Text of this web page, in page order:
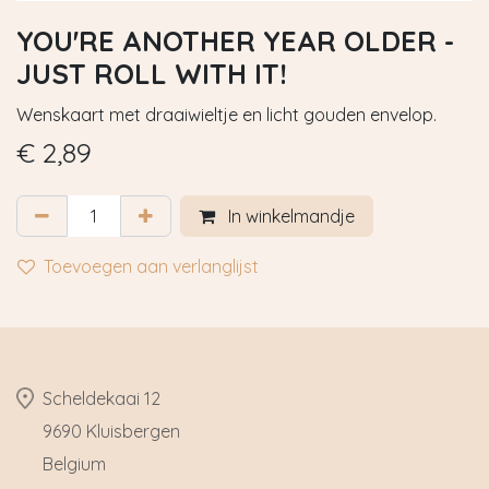
YOU'RE ANOTHER YEAR OLDER -
JUST ROLL WITH IT!
Wenskaart met draaiwieltje en licht gouden envelop.
€ 2,89
In winkelmandje
Toevoegen aan verlanglijst
​Scheldekaai 12
9690 Kluisbergen
​Belgium